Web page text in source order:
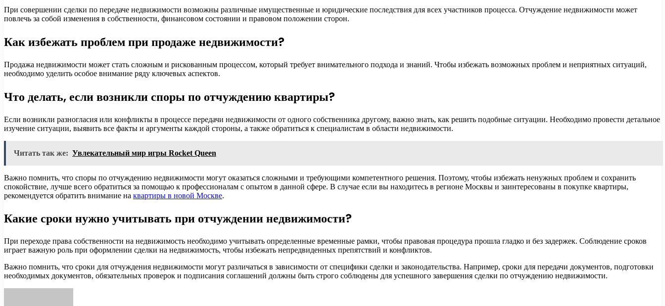
При совершении сделки по передаче недвижимости возможны различные имущественные и юридические последствия для всех участников процесса. Отчуждение недвижимости может
повлечь за собой изменения в собственности, финансовом состоянии и правовом положении сторон.
Как избежать проблем при продаже недвижимости?
Продажа недвижимости может стать сложным и рискованным процессом, который требует внимательного подхода и знаний. Чтобы избежать возможных проблем и неприятных ситуаций,
необходимо уделить особое внимание ряду ключевых аспектов.
Что делать, если возникли споры по отчуждению квартиры?
Если возникли разногласия или конфликты в процессе передачи недвижимости от одного собственника другому, важно знать, как решить подобные ситуации. Необходимо провести детальное
изучение ситуации, выявить все факты и аргументы каждой стороны, а также обратиться к специалистам в области недвижимости.
Читать так же: Увлекательный мир игры Rocket Queen
Важно помнить, что споры по отчуждению недвижимости могут оказаться сложными и требующими компетентного решения. Поэтому, чтобы избежать ненужных проблем и сохранить
спокойствие, лучше всего обратиться за помощью к профессионалам с опытом в данной сфере. В случае если вы находитесь в регионе Москвы и заинтересованы в покупке квартиры,
рекомендуется обратить внимание на квартиры в новой Москве.
Какие сроки нужно учитывать при отчуждении недвижимости?
При переходе права собственности на недвижимость необходимо учитывать определенные временные рамки, чтобы правовая процедура прошла гладко и без задержек. Соблюдение сроков
играет важную роль при оформлении сделки на недвижимость, чтобы избежать непредвиденных препятствий и конфликтов.
Важно помнить, что сроки для отчуждения недвижимости могут различаться в зависимости от специфики сделки и законодательства. Например, сроки для передачи документов, подготовки
необходимых документов, обязательных проверок и подписания соглашений должны быть строго соблюдены для успешного завершения сделки по отчуждению недвижимости.